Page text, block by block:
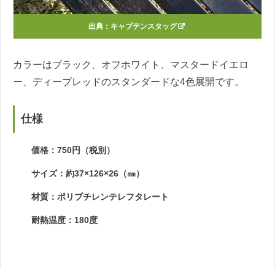
出典： キャプテンスタッグ
カラーはブラック、オフホワイト、マスタードイエロ
ー、ディープレッドのスタンダードな4色展開です。
仕様
価格：750円（税別）
サイズ：約37×126×26（㎜）
材質：ポリブチレンテレフタレート
耐熱温度：180度